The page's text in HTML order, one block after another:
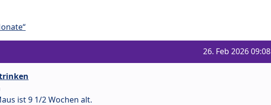
26. Feb 2026 09:08
ist 9 1/2 Wochen alt.